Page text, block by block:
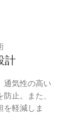
計
通気性の高い
止。また、
を軽減しま